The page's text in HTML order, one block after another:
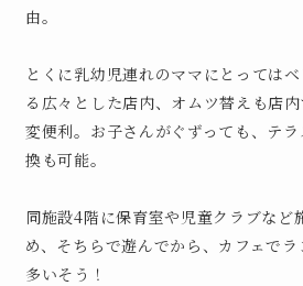
由。
とくに乳幼児連れのママにとっては
る広々とした店内、オムツ替えも店
変便利。お子さんがぐずっても、テ
換も可能。
同施設4階に保育室や児童クラブなど
め、そちらで遊んでから、カフェで
多いそう！